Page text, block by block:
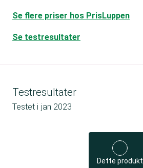
Se flere priser hos PrisLuppen
Se testresultater
Testresultater
Testet i jan 2023
Dette produkt